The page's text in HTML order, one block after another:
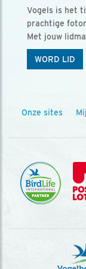
Vogels is het
prachtige
Met jouw
WORD LID
Onze sites